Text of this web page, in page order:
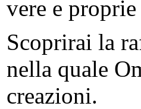
vere e
Scoprirai la
nella quale
creazioni.